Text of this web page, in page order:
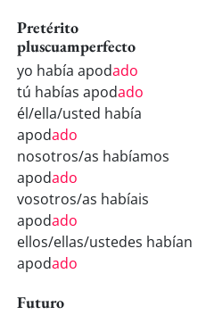
Pretérito
pluscuamperfecto
yo había apodado
tú habías apodado
él/ella/usted había
apodado
nosotros/as habíamos
apodado
vosotros/as habíais
apodado
ellos/ellas/ustedes habían
apodado
Futuro